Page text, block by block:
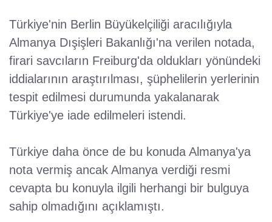
Türkiye'nin Berlin Büyükelçiliği aracılığıyla
Almanya Dışişleri Bakanlığı'na verilen notada,
firari savcıların Freiburg'da oldukları yönündeki
iddialarının araştırılması, şüphelilerin yerlerinin
tespit edilmesi durumunda yakalanarak
Türkiye'ye iade edilmeleri istendi.
Türkiye daha önce de bu konuda Almanya'ya
nota vermiş ancak Almanya verdiği resmi
cevapta bu konuyla ilgili herhangi bir bulguya
sahip olmadığını açıklamıştı.